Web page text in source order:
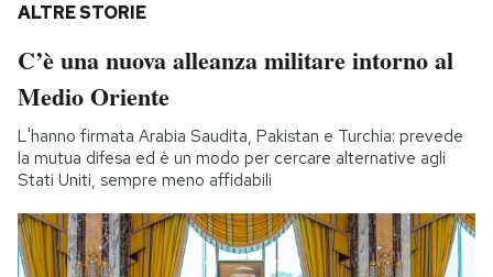
ALTRE STORIE
C’è una nuova alleanza militare intorno al
Medio Oriente
L'hanno firmata Arabia Saudita, Pakistan e Turchia: prevede
la mutua difesa ed è un modo per cercare alternative agli
Stati Uniti, sempre meno affidabili